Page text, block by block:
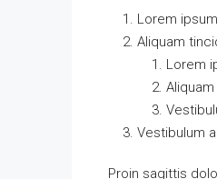
Lorem
Aliquam
Lorem
Vestibulum
Proin sagittis